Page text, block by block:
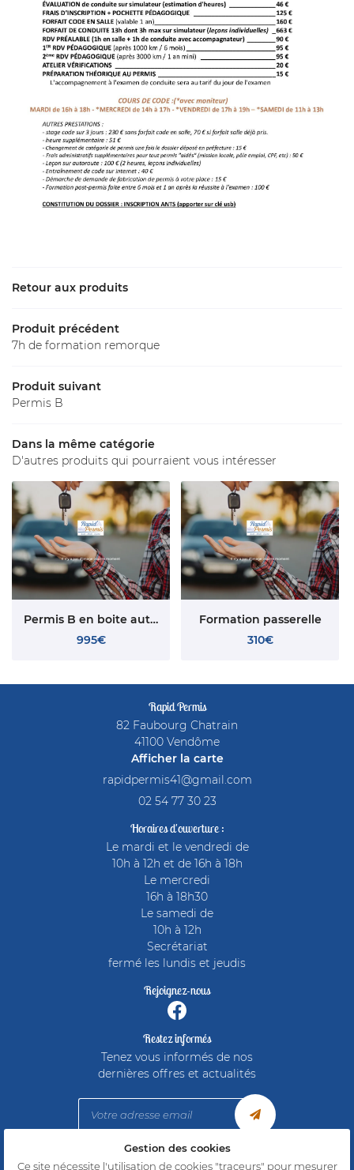
Accueil
Tarifs
Label
Galerie
Contact
Une question
02 54 77 30
Retour aux produits
Produit précédent
7h de formation remorque
Produit suivant
Permis B
Dans la même catégorie
D'autres produits qui pourraient vous intéresser
Permis B en boite automatique
995€
Formation passerelle
310€
Rapid Permis
82 Faubourg Chatrain
41100 Vendôme
Afficher la carte
02 54 77 30 23
Horaires d'ouverture :
Le mardi et le vendredi de
10h à 12h et de 16h à 18h
Le mercredi
16h à 18h30
Le samedi de
10h à 12h
Secrétariat
fermé les lundis et jeudis
Rejoignez-nous
Restez informés
Tenez vous informés de nos
dernières offres et actualités
Mentions Légales
Gestion des cookies
Ce site nécessite l'utilisation de cookies "traceurs" pour mesurer